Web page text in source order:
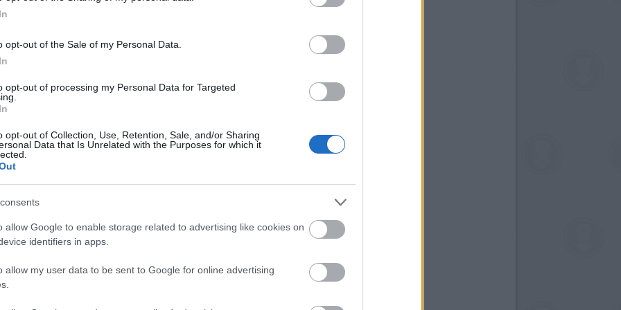
opt-out of the Sale of my Personal Data.
opt-out of processing my Personal Data for Targeted
opt-out of Collection, Use, Retention, Sale, and/or Sharing
Data that Is Unrelated with the Purposes for which it
allow Google to enable storage related to advertising like cookies on
identifiers in apps.
allow my user data to be sent to Google for online advertising
New Yorkban él, nincs szüksége autóra" –
rövidebb időtartamra börtönbe és elvonókúrára
miatt. A
tört, és bár tavaly sokat remélt visszatérésétől
lehúzta játékát.